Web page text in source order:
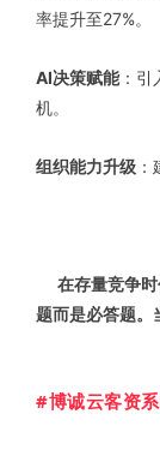
率提升至27%。
AI决策赋能：引
机。
组织能力升级
在存量竞争时
题而是必答题。
#博诚云客资